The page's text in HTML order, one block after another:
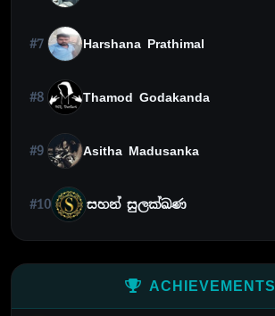
#7 Harshana Prathimal
#8 Thamod Godakanda
#9 Asitha Madusanka
#10 සහන් සුලක්ඛණ
ACHIEVEMENTS